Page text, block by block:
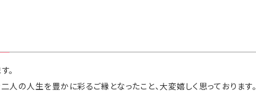
。
人の人生を豊かに彩るご縁となったこと、大変嬉しく思っております。